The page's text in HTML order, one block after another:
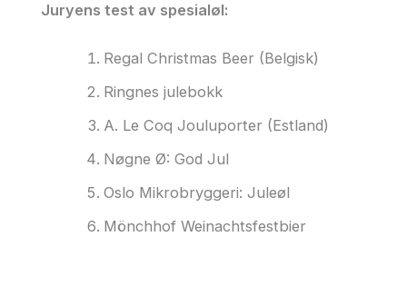
Juryens test av spesialøl:
Regal Christmas Beer (Belgisk)
Ringnes julebokk
A. Le Coq Jouluporter (Estland)
Nøgne Ø: God Jul
Oslo Mikrobryggeri: Juleøl
Mönchhof Weinachtsfestbier